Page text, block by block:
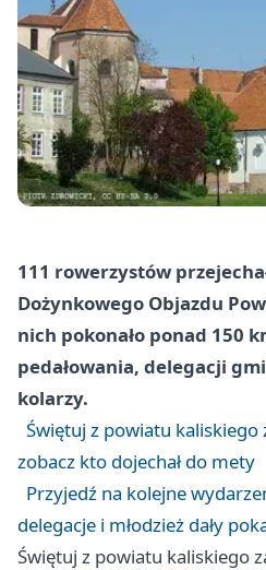
111 rowerzystów
Dożynkowego Objazdu
nich pokonało ponad 150
pedałowania, delegacji
kolarzy.
Świętuj z powiatu kaliskiego
zobacz kto dojechał do mety
Przyjedź na kolejne
delegacje i młodzież dały
Świętuj z powiatu kaliskiego